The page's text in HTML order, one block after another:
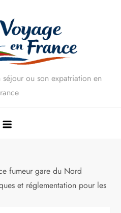
ou son expatriation en
fumeur gare du Nord
et réglementation pour les